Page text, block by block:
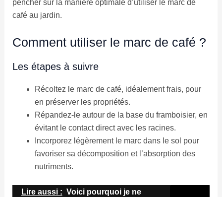
pencher sur la manière optimale d’utiliser le marc de
café au jardin.
Comment utiliser le marc de café ?
Les étapes à suivre
Récoltez le marc de café, idéalement frais, pour
en préserver les propriétés.
Répandez-le autour de la base du framboisier, en
évitant le contact direct avec les racines.
Incorporez légèrement le marc dans le sol pour
favoriser sa décomposition et l’absorption des
nutriments.
Lire aussi : Voici pourquoi je ne